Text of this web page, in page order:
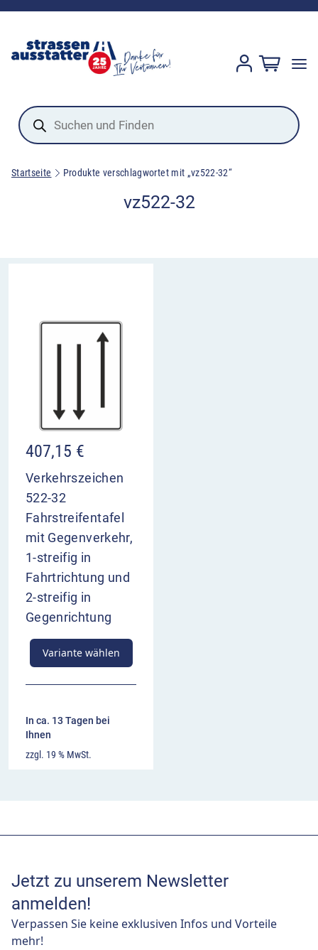
Products
search
Startseite Produkte verschlagwortet mit „vz522-32“
vz522-32
407,15 €
Verkehrszeichen
522-32
Fahrstreifentafel
mit Gegenverkehr,
1-streifig in
Fahrtrichtung und
2-streifig in
Gegenrichtung
Variante wählen
In ca. 13 Tagen bei
Ihnen
zzgl. 19 % MwSt.
Jetzt zu unserem Newsletter
anmelden!
Verpassen Sie keine exklusiven Infos und Vorteile
mehr!